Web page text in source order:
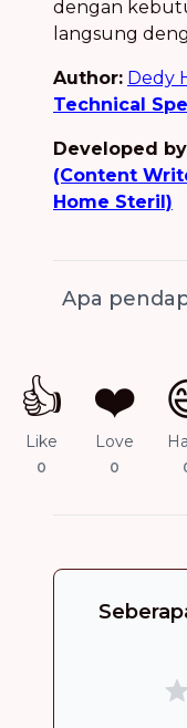
dengan
langsung
Author: Dedy
Technical
Developed
(Content
Home Steril)
Apa
👍
Like
0
❤️
Love
0